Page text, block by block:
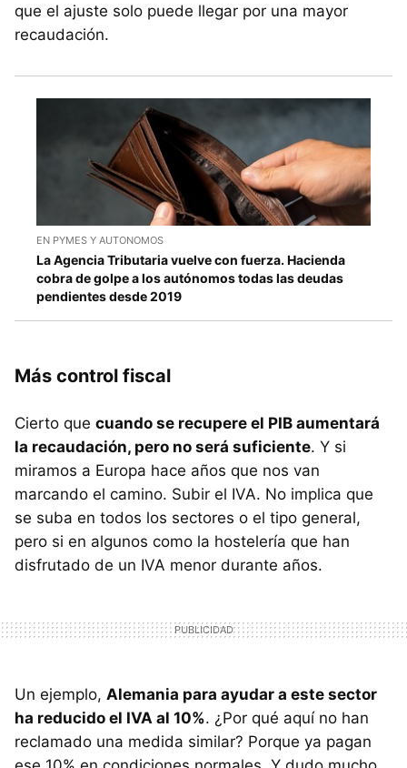
que el ajuste solo puede llegar por una mayor
recaudación.
EN PYMES Y AUTONOMOS
La Agencia Tributaria vuelve con fuerza. Hacienda
cobra de golpe a los autónomos todas las deudas
pendientes desde 2019
Más control fiscal
Cierto que cuando se recupere el PIB aumentará
la recaudación, pero no será suficiente. Y si
miramos a Europa hace años que nos van
marcando el camino. Subir el IVA. No implica que
se suba en todos los sectores o el tipo general,
pero si en algunos como la hostelería que han
disfrutado de un IVA menor durante años.
Un ejemplo, Alemania para ayudar a este sector
ha reducido el IVA al 10%. ¿Por qué aquí no han
reclamado una medida similar? Porque ya pagan